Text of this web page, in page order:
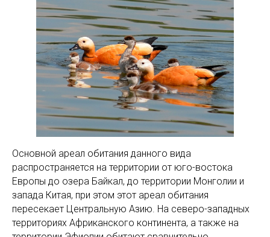
Основной ареал обитания данного вида
распространяется на территории от юго-востока
Европы до озера Байкал, до территории Монголии и
запада Китая, при этом этот ареал обитания
пересекает Центральную Азию. На северо-западных
территориях Африканского континента, а также на